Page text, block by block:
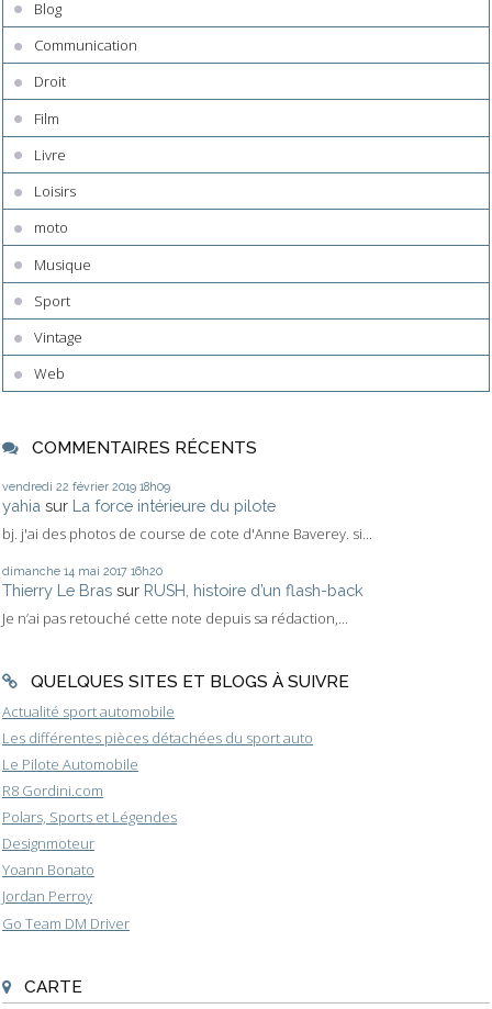
Blog
Communication
Droit
Film
Livre
Loisirs
moto
Musique
Sport
Vintage
Web
COMMENTAIRES RÉCENTS
vendredi 22 février 2019 18h09
yahia sur La force intérieure du pilote
bj. j'ai des photos de course de cote d'Anne Baverey. si...
dimanche 14 mai 2017 16h20
Thierry Le Bras sur RUSH, histoire d’un flash-back
Je n’ai pas retouché cette note depuis sa rédaction,...
QUELQUES SITES ET BLOGS À SUIVRE
Actualité sport automobile
Les différentes pièces détachées du sport auto
Le Pilote Automobile
R8 Gordini.com
Polars, Sports et Légendes
Designmoteur
Yoann Bonato
Jordan Perroy
Go Team DM Driver
CARTE